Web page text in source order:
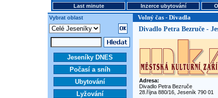
Last minute
Inzerce ubytování
Vybrat oblast
Volný čas - Divadla
Jeseníky DNES
Počasí a sníh
Ubytování
Lyžování
Divadlo Petra Bezruče -
Adresa:
Divadlo Petra Bezruče
28.října 880/16, Jeseník 790 01